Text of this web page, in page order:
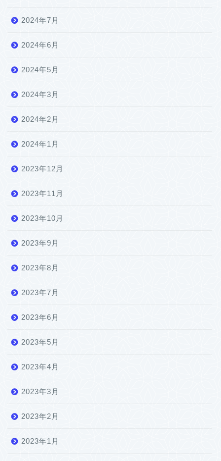
2024年7月
2024年6月
2024年5月
2024年3月
2024年2月
2024年1月
2023年12月
2023年11月
2023年10月
2023年9月
2023年8月
2023年7月
2023年6月
2023年5月
2023年4月
2023年3月
2023年2月
2023年1月